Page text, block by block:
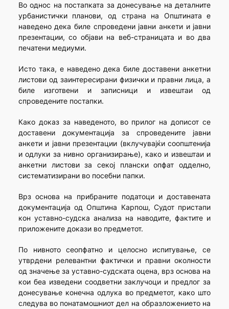
Во однос на постапката за донесување на деталните
урбанистички планови, од страна на Општината е
наведено дека биле спроведени јавни анкети и јавни
презентации, со објави на веб-страницата и во два
печатени медиуми.
Исто така, е наведено дека биле доставени анкетни
листови од заинтересирани физички и правни лица, а
биле изготвени и записници и извештаи од
спроведените постапки.
Како доказ за наведеното, во прилог на дописот се
доставени документација за спроведените јавни
анкети и јавни презентации (вклучувајќи соопштенија
и одлуки за нивно организирање), како и извештаи и
анкетни листови за секој плански опфат одделно,
систематизирани во посебни папки.
Врз основа на прибраните податоци и доставената
документација од Општина Карпош, Судот пристапи
кон уставно-судска анализа на наводите, фактите и
приложените докази во предметот.
По нивното сеопфатно и целосно испитување, се
утврдени релевантни фактички и правни околности
од значење за уставно-судската оцена, врз основа на
кои беа изведени соодветни заклучоци и предлог за
донесување конечна одлука во предметот, како што
следува во понатамошниот дел на образложението на